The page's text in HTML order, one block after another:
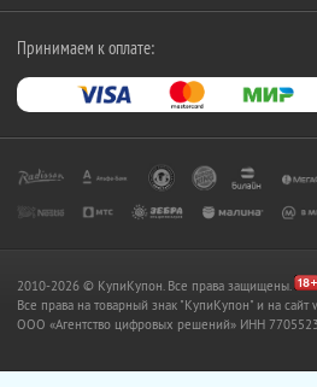
Принимаем к оплате:
2010-2026 © КупиКупон. Все права защищены.
Все права на товарный знак "КупиКупон" и на
OOO «Агентство цифровых решений» ИНН